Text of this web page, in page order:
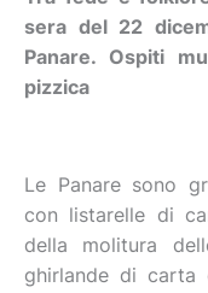
sera del 22
Panare. Ospiti
pizzica
Le Panare sono
con listarelle di
della molitura
ghirlande di carta